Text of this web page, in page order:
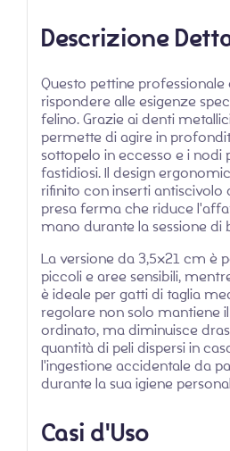
Descrizione
Questo pettine
rispondere alle esigenze
felino. Grazie ai denti
permette di agire in
sottopelo in eccesso e i nodi
fastidiosi. Il design
rifinito con inserti antiscivolo
presa ferma che riduce
mano durante la sessione di
La versione da 3,5×21 cm è
piccoli e aree sensibili,
è ideale per gatti di taglia
regolare non solo mantiene
ordinato, ma diminuisce
quantità di peli dispersi in
l'ingestione accidentale da
durante la sua igiene
Casi d'Uso